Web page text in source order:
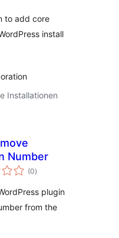
to add core
install
Installationen
Number
(0Bewertungen
insgesamt
)
plugin
from the